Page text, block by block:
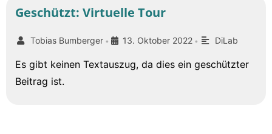
Geschützt: Virtuelle Tour
Tobias Bumberger • 13. Oktober 2022 • DiLab
Es gibt keinen Textauszug, da dies ein geschützter
Beitrag ist.